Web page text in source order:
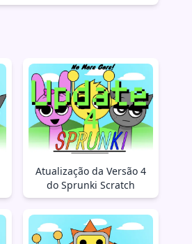
Atualização da Versão 4
do Sprunki Scratch